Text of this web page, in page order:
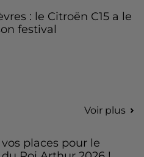
: le Citroën C15 a le
festival
Voir plus
places pour le